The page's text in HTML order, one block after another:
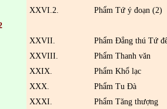
XXVI.2.
Phẩm Tứ ý đoạn (2)
XXVII. Phẩm Đẳng thú Tứ
XXVIII.
Phẩm Thanh văn
XXIX.
Phẩm Khổ lạc
XXX.
Phẩm Tu Ðà
XXXI.
Phẩm Tăng thượng